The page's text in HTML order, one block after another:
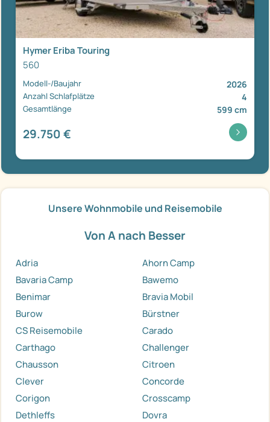
Hymer Eriba Touring
560
Modell-/Baujahr 2026
Anzahl Schlafplätze 4
Gesamtlänge 599 cm
29.750 €
Unsere Wohnmobile und Reisemobile
Von A nach Besser
Adria
Ahorn Camp
Bavaria Camp
Bawemo
Benimar
Bravia Mobil
Burow
Bürstner
CS Reisemobile
Carado
Carthago
Challenger
Chausson
Citroen
Clever
Concorde
Corigon
Crosscamp
Dethleffs
Dovra